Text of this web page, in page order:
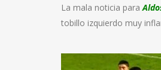
La mala noticia para
tobillo izquierdo muy